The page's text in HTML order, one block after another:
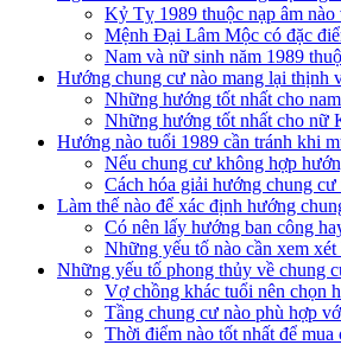
Kỷ Tỵ 1989 thuộc nạp âm nào
Mệnh Đại Lâm Mộc có đặc
Nam và nữ sinh năm 1989
Hướng chung cư nào mang lại thịnh
Những hướng tốt nhất cho
Những hướng tốt nhất cho nữ
Hướng nào tuổi 1989 cần tránh khi
Nếu chung cư không hợp
Cách hóa giải hướng chung
Làm thế nào để xác định hướng
Có nên lấy hướng ban công
Những yếu tố nào cần xem
Những yếu tố phong thủy về chung
Vợ chồng khác tuổi nên chọn
Tầng chung cư nào phù hợp
Thời điểm nào tốt nhất để